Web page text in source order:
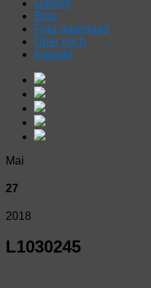
Galerie
Blog
Foto download
Über mich
Kontakt
Mai
27
2018
L1030245